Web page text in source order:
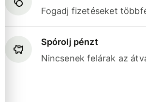
Fogadj fizetéseket
Spórolj pénzt
Nincsenek felárak az